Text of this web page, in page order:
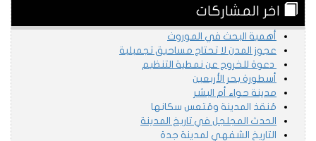
اخر المشاركات
أهمية البحث في الموروث
عجوز المدن لا تحتاج مساحيق تجميلية
دعوة للخروج عن نمطية التنظيم
أسطورة بحر الأربعين
مدينة حواء أم البشر
مُنقذ المدينة ومُتعس سكانها
الحدث المجلجل في تاريخ المدينة
التاريخ الشفهي لمدينة جدة